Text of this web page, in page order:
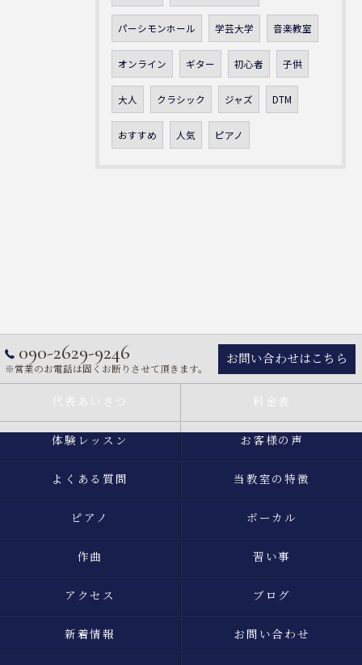
パーシモンホール 学芸大学 音楽教室
オンライン ギター 初心者 子供
大人 クラシック ジャズ DTM
おすすめ 人気 ピアノ
090-2629-9246
※営業のお電話は固くお断りさせて頂きます。
お問い合わせはこちら
代表あいさつ 料金表
体験レッスン お客様の声
よくある質問 当教室の特徴
ピアノ ボーカル
作曲 習い事
アクセス ブログ
新着情報 お問い合わせ